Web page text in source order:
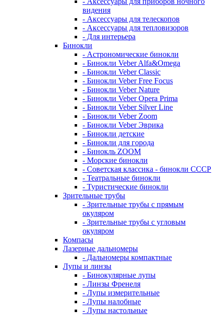
видения
- Аксессуары для телескопов
- Аксессуары для тепловизоров
- Для интерьера
Бинокли
- Астрономические бинокли
- Бинокли Veber Alfa&Omega
- Бинокли Veber Classic
- Бинокли Veber Free Focus
- Бинокли Veber Nature
- Бинокли Veber Opera Prima
- Бинокли Veber Silver Line
- Бинокли Veber Zoom
- Бинокли Veber Эврика
- Бинокли детские
- Бинокли для города
- Бинокль ZOOM
- Морские бинокли
- Советская классика - бинокли СССР
- Театральные бинокли
- Туристические бинокли
Зрительные трубы
- Зрительные трубы с прямым
окуляром
- Зрительные трубы с угловым
окуляром
Компасы
Лазерные дальномеры
- Дальномеры компактные
Лупы и линзы
- Бинокулярные лупы
- Линзы Френеля
- Лупы измерительные
- Лупы налобные
- Лупы настольные